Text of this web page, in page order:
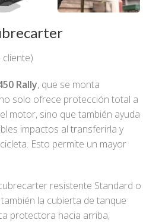
Rally, que se monta
solo ofrece protección total a
motor, sino que también ayuda
impactos al transferirla y
Esto permite un mayor
resistente Standard o
la cubierta de tanque
protectora hacia arriba,